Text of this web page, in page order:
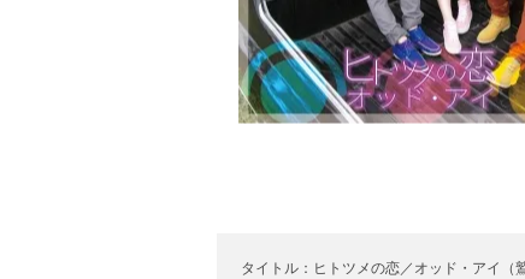
タイトル：ヒトツメの恋／オッド・アイ（